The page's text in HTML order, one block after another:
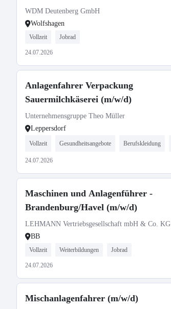
WDM Deutenberg GmbH
Wolfshagen
Vollzeit Jobrad
24.07.2026
Anlagenfahrer Verpackung
Sauermilchkäserei (m/w/d)
Unternehmensgruppe Theo Müller
Leppersdorf
Vollzeit Gesundheitsangebote Berufskleidung
24.07.2026
Maschinen und Anlagenführer -
Brandenburg/Havel (m/w/d)
LEHMANN Vertriebsgesellschaft mbH & Co. KG
BB
Vollzeit Weiterbildungen Jobrad
24.07.2026
Mischanlagenfahrer (m/w/d)